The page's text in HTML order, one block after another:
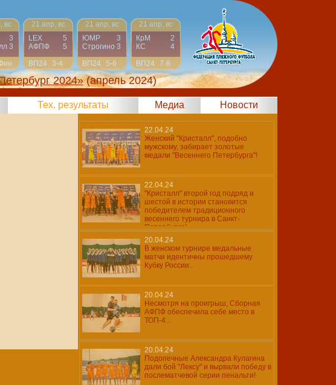
вс
3
3
21 апр, вс
LEX
5
АФПФ
5
ВП24
3-4
21 апр, вс
ЮМР
3
Строгино 3
ВП24
5-6
21 апр, вс
КрМ
2
КС
4
ВП24
7-8
2024» (апрель 2024)
Тех. результаты Медиа Новости
22.04.24
Женский "Кристалл", подобно
мужскому, забирает золотые
медали "Весеннего Петербурга"!
22.04.24
"Кристалл" второй год подряд и
шестой в истории становится
победителем традиционного
весеннего турнира в Санкт-
Петербурге!
20.04.24
В женском турнире медальные
матчи идентичны прошедшему
Кубку России..
20.04.24
Несмотря на проигрыш, Сборная
АФПФ обеспечила себе место в
ТОП-4...
20.04.24
Подопечные Александра Кулагина
дали бой "Лексу" и вырвали победу в
послематчевой серии пенальти!